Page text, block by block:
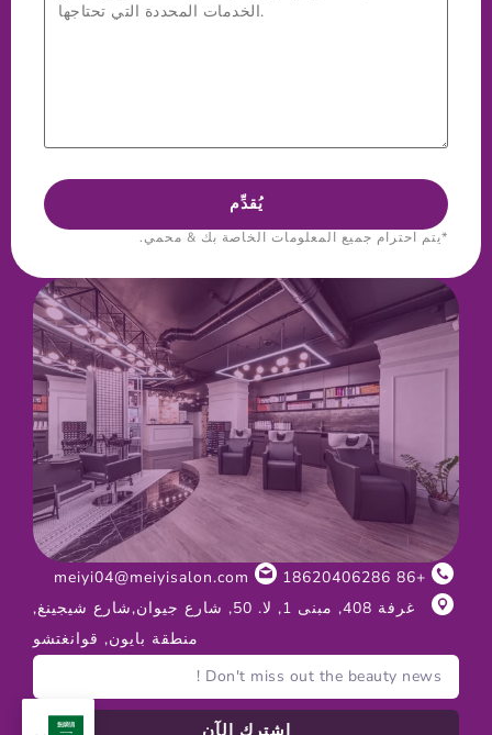
*يتم احترام جميع المعلومات الخاصة بك & محمي.
+86 18620406286
meiyi04@meiyisalon.com
غرفة 408, مبنى 1, لا. 50, شارع جيوان,شارع شيجينغ,
منطقة بايون, قوانغتشو